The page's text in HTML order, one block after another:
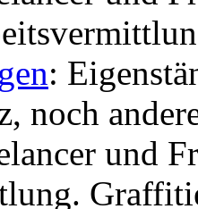
:
noch
und